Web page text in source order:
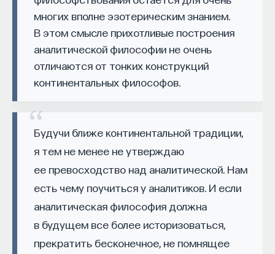
многих вполне эзотерическим знанием.
В этом смысле прихотливые построения
аналитической философии не очень
отличаются от тонких конструкций
континентальных философов.
Будучи ближе континентальной традиции,
я тем не менее не утверждаю
ее превосходство над аналитической. Нам
есть чему поучиться у аналитиков. И если
аналитическая философия должна
в будущем все более историзоваться,
прекратить бесконечное, не помнящее
Внеси свой вклад в дело
просвещения!
ПОДДЕРЖАТЬ ПОСТНАУКУ
ища для России оптимальный «русский путь»
освобождения от косности социального
порядка — всех форм экономической
и политической несвободы. Московский
профессор всеобщей истории Т. Н. Грановский
выступил проводником просвещенного
ценностям культуры и образования, которые
создают почву для индивидуального
интеллектуального развития человека, делают
его жизнь общественно полезной и исторически
осмысленной, избавляют от традиционалистских
стереотипов коллективного сознания и тем
самым продвигают его по пути освоения